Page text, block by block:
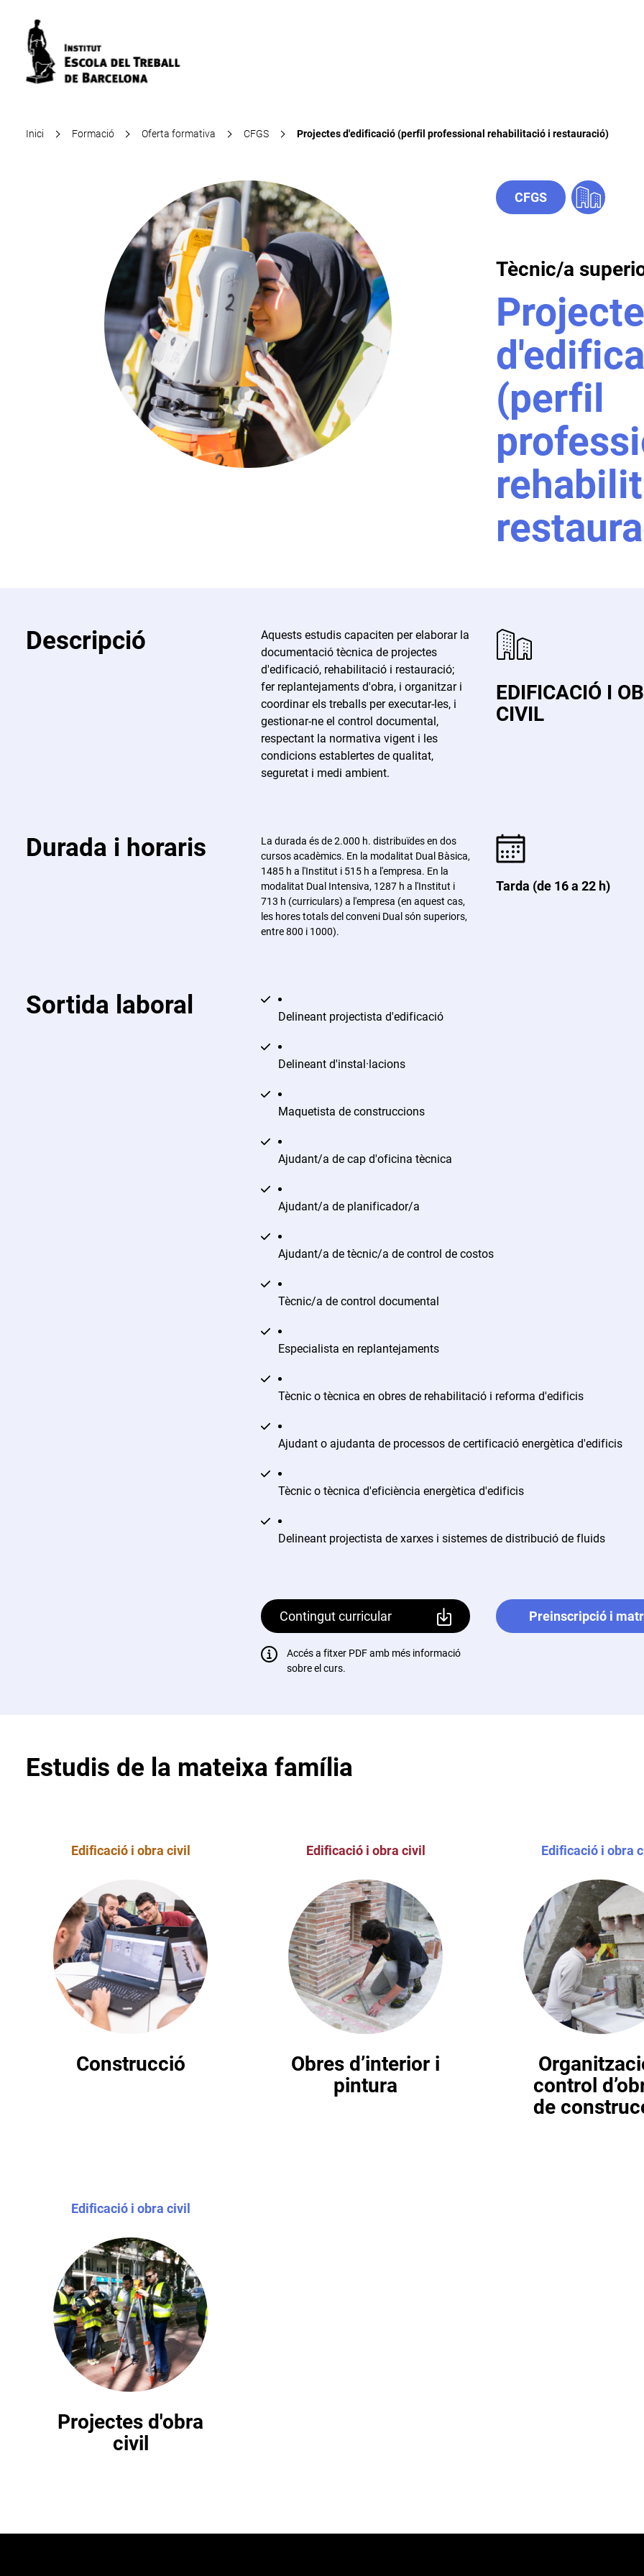
Inici Formació Oferta formativa CFGS Projectes d'edificació (perfil professional rehabilitació i restauració)
CFGS
Tècnic/a
(perfil
Descripció
Aquests estudis capaciten per elaborar la
documentació tècnica de projectes
d'edificació, rehabilitació i restauració;
fer replantejaments d'obra, i organitzar i
coordinar els treballs per executar-les, i
gestionar-ne el control documental,
respectant la normativa vigent i les
condicions establertes de qualitat,
seguretat i medi ambient.
EDIFICACIÓ I
CIVIL
Durada i horaris
La durada és de 2.000 h. distribuïdes en dos
cursos acadèmics. En la modalitat Dual Bàsica,
1485 h a l'Institut i 515 h a l'empresa. En la
modalitat Dual Intensiva, 1287 h a l'Institut i
713 h (curriculars) a l'empresa (en aquest cas,
les hores totals del conveni Dual són superiors,
entre 800 i 1000).
Tarda (de 16 a 22 h)
Sortida laboral Delineant projectista d'edificació
Delineant d'instal·lacions
Maquetista de construccions
Ajudant/a de cap d'oficina tècnica
Ajudant/a de planificador/a
Ajudant/a de tècnic/a de control de costos
Tècnic/a de control documental
Especialista en replantejaments
Tècnic o tècnica en obres de rehabilitació i reforma d'edificis
Ajudant o ajudanta de processos de certificació energètica d'edificis
Tècnic o tècnica d'eficiència energètica d'edificis
Delineant projectista de xarxes i sistemes de distribució de fluids
Contingut curricular
Accés a fitxer PDF amb més informació
sobre el curs.
Preinscripció i
Estudis de la mateixa família
Construcció
Edificació i obra civil
Obres d’interior i
pintura
Edificació i obra civil
control
de
Edificació i obra
Projectes d'obra
civil
Edificació i obra civil